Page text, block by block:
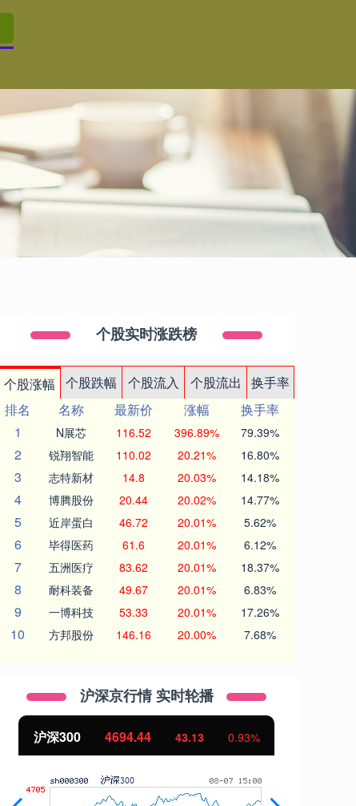
个股实时涨跌榜
个股涨幅 个股跌幅 个股流入 个股流出
换手率
排名
名称 最新价 涨幅
换手率
1
N展芯 116.52 396.89% 79.39%
2 锐翔智能 110.02 20.21% 16.80%
3 志特新材 14.8 20.03% 14.18%
4 博腾股份 20.44 20.02% 14.77%
5 近岸蛋白 46.72 20.01% 5.62%
6 毕得医药 61.6 20.01% 6.12%
7 五洲医疗 83.62 20.01% 18.37%
8 耐科装备 49.67 20.01% 6.83%
9 一博科技 53.33 20.01% 17.26%
10 方邦股份 146.16 20.00% 7.68%
沪深京行情 实时轮播
0.93% 北证50 1134.24